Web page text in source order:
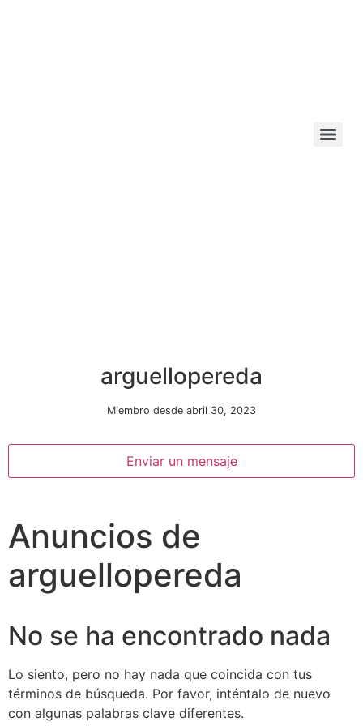
arguellopereda
Miembro desde abril 30, 2023
Enviar un mensaje
Anuncios de
arguellopereda
No se ha encontrado nada
Lo siento, pero no hay nada que coincida con tus
términos de búsqueda. Por favor, inténtalo de nuevo
con algunas palabras clave diferentes.
Necesarias
Estas
son
opcionales.
necesarias
para que
web.